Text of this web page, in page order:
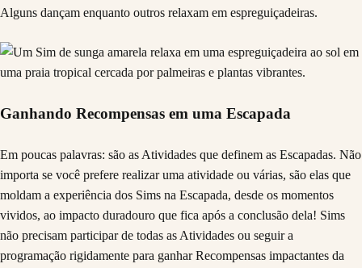
Ganhando Recompensas em uma Escapada
Em poucas palavras: são as Atividades que definem as Escapadas. Não
importa se você prefere realizar uma atividade ou várias, são elas que
moldam a experiência dos Sims na Escapada, desde os momentos
vividos, ao impacto duradouro que fica após a conclusão dela! Sims
não precisam participar de todas as Atividades ou seguir a
programação rigidamente para ganhar Recompensas impactantes da